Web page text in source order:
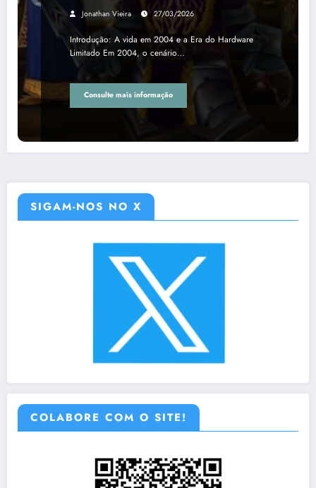
Jonathan Vieira 27/03/2026
Introdução: A vida em 2004 e a Era do Hardware
Limitado Em 2004, o cenário…
Consulte mais informação
SIGAM-NOS NO X
COLABORE COM O SITE!